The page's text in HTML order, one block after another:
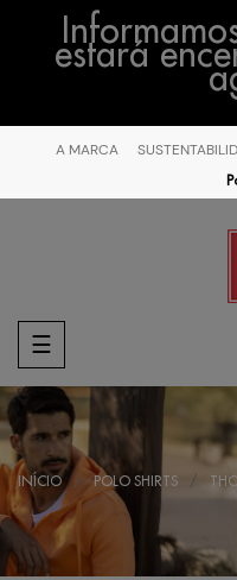
estará
A MARCA
Toggle
navigation
☰
INÍCIO POLO SHIRTS